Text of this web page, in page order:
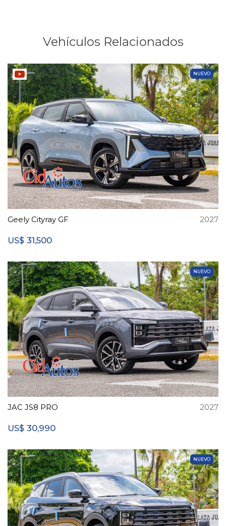
Vehículos Relacionados
NUEVO
Geely Cityray GF 2027
US$ 31,500
NUEVO
JAC JS8 PRO 2027
US$ 30,990
NUEVO